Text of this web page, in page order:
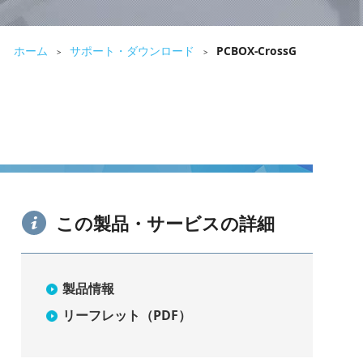
ホーム > サポート・ダウンロード > PCBOX-CrossG
この製品・サービスの詳細
製品情報
リーフレット（PDF）